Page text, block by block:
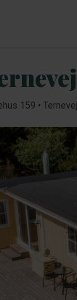
159 •